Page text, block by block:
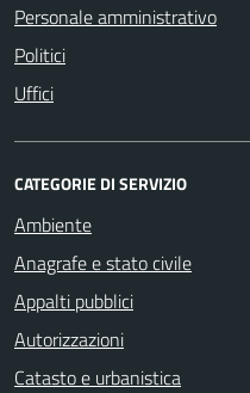
Personale amministrativo
Politici
Uffici
CATEGORIE DI SERVIZIO
Ambiente
Anagrafe e stato civile
Appalti pubblici
Autorizzazioni
Catasto e urbanistica